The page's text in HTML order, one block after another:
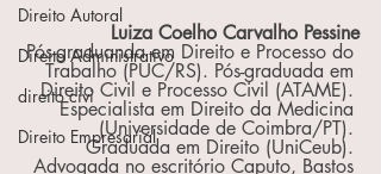
Direito Autoral
Direito Administrativo
direito civi
Direito Empresarial
Luiza Coelho Carvalho Pessine
Pós-graduanda em Direito e Processo do
Trabalho (PUC/RS). Pós-graduada em
Direito Civil e Processo Civil (ATAME).
Especialista em Direito da Medicina
(Universidade de Coimbra/PT).
Graduada em Direito (UniCeub).
Advogada no escritório Caputo, Bastos